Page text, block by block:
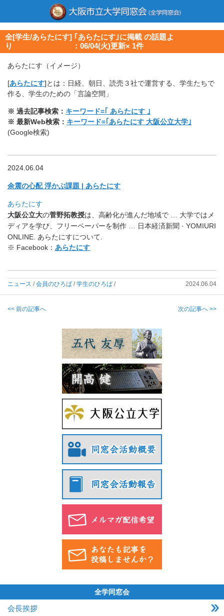
全[学生/あらたにす] ｢あらたにす｣に掲載 の話題よ
り ：06/04(火)更新× 1件
あらたにす（イメージ）
[あらたにす]とは：日経、朝日、読売３社で運営する、学生たちで
作る、学生のための「言論空間」
※ 過去記事検索： キーワード=｢ あらたにす ｣
※ 最新Web検索： キーワード=｢あらたにす 大阪公立大学｣
(Google検索)
2024.06.04
余震の心配 浮かぶ課題 | あらたにす
あらたにす
大阪公立大の菅野拓教授は、高齢化が進んだ地域で … 大学ではメ
ディアを学び、フリーペーパーを制作 … 日本経済新聞 · YOMIURI
ONLINE. あらたにすについて.
※ Facebook： あらたにす
ニュース /会員のひろば /学生のひろば / 2024.06.04
<< 前の記事へ 次の記事へ >>
全学同窓会
会長挨拶